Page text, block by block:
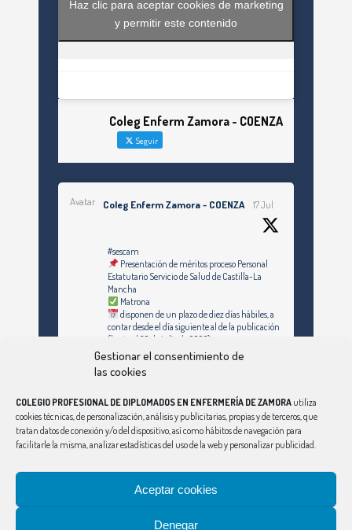
Gestionar el consentimiento de
las cookies
COLEGIO PROFESIONAL DE DIPLOMADOS EN ENFERMERÍA DE ZAMORA utiliza
cookies técnicas, de personalización, análisis y publicitarias, propias y de terceros, que
tratan datos de conexión y/o del dispositivo, así como hábitos de navegación para
facilitarle la misma, analizar estadísticas del uso de la web y personalizar publicidad.
Aceptar cookies
Denegar
Haz clic para aceptar cookies de marketing
y permitir este contenido
Coleg Enferm Zamora - COENZA
Seguir
Avatar Coleg Enferm Zamora - COENZA 17 Jul
#sescam
Presentación de méritos proceso Personal
Estatutario Servicio de Salud de Castilla-La
Mancha
Matrona
disponen de un plazo de diez días hábiles, a
contar desde el día siguiente al de la publicación
(hasta el 30 de julio de 2026)
https://enfermeriazamora.com/enfermeria-y-
especialidades-personal-estatutario-servicio-
plazas/#MATRONA
Twitter
Síguenos en Instagram